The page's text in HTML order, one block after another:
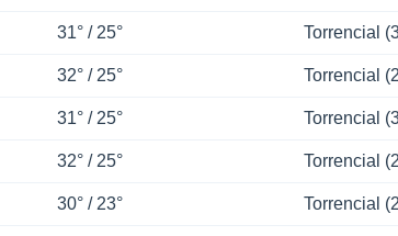
31° / 25° Torrencial
32° / 25° Torrencial
31° / 25° Torrencial
32° / 25° Torrencial
30° / 23° Torrencial